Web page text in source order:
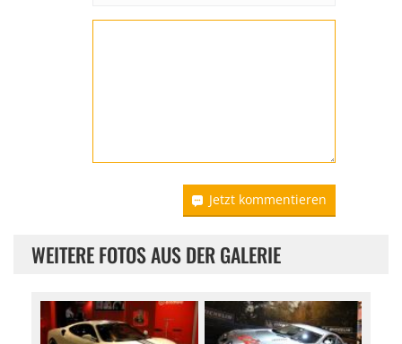
Jetzt kommentieren
WEITERE FOTOS AUS DER GALERIE